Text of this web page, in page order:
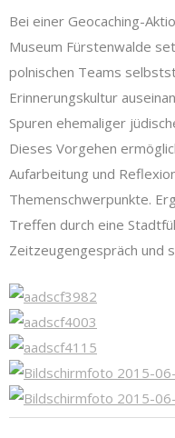
Bei einer Geocaching-
Museum Fürstenwalde
polnischen Teams
Erinnerungskultur
Spuren ehemaliger
Dieses Vorgehen
Aufarbeitung und
Themenschwerpunkte.
Treffen durch eine
Zeitzeugengespräch und